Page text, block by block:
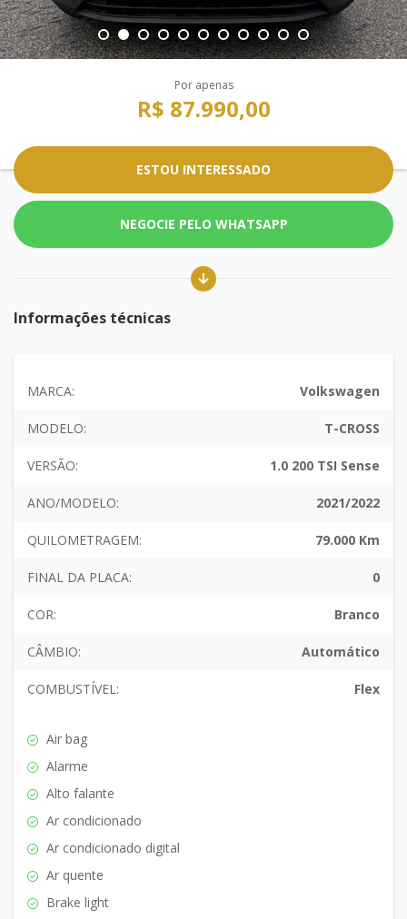
Por apenas
R$ 87.990,00
ESTOU INTERESSADO
NEGOCIE PELO WHATSAPP
Informações técnicas
MARCA: Volkswagen
MODELO: T-CROSS
VERSÃO: 1.0 200 TSI Sense
ANO/MODELO: 2021/2022
QUILOMETRAGEM: 79.000 Km
FINAL DA PLACA: 0
COR: Branco
CÂMBIO: Automático
COMBUSTÍVEL: Flex
Air bag
Alarme
Alto falante
Ar condicionado
Ar condicionado digital
Ar quente
Brake light